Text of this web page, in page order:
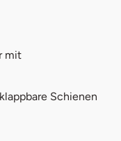
mit
Schienen